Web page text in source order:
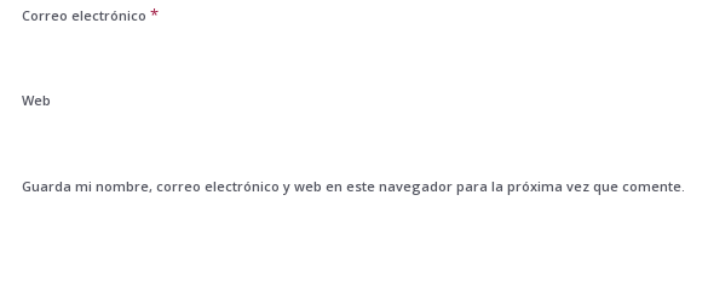
Correo electrónico *
Web
Guarda mi nombre, correo electrónico y web en este navegador para la próxima vez que comente.